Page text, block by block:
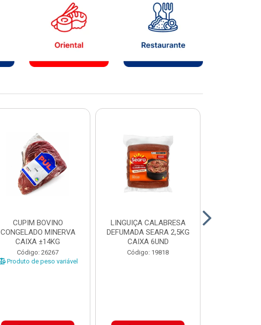
CUPIM BOVINO
CONGELADO MINERVA
CAIXA ±14KG
Código: 26267
Produto de peso variável
LINGUIÇA CALABRESA
DEFUMADA SEARA 2,5KG
CAIXA 6UND
Código: 19818